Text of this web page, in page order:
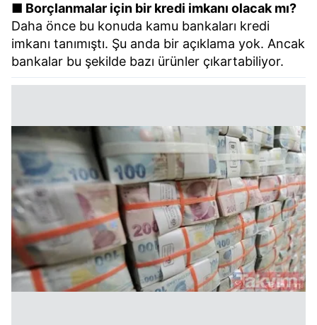
■ Borçlanmalar için bir kredi imkanı olacak mı?
Daha önce bu konuda kamu bankaları kredi
imkanı tanımıştı. Şu anda bir açıklama yok. Ancak
bankalar bu şekilde bazı ürünler çıkartabiliyor.